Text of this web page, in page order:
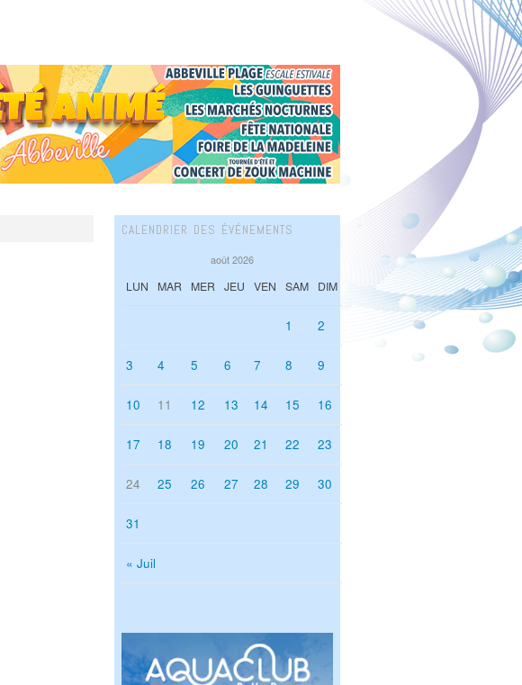
CALENDRIER DES ÉVÉNEMENTS
août 2026
LUN MAR MER JEU VEN SAM DIM
« Juil
1 2
3 4 5 6 7 8 9
10 11 12 13 14 15 16
17 18 19 20 21 22 23
24 25 26 27 28 29 30
31